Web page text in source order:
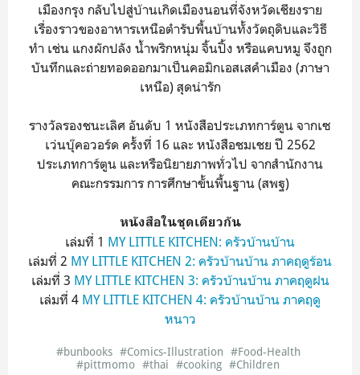
เมืองกรุง กลับไปสู่บ้านเกิดเมืองนอนที่จังหวัดเชียงราย
เรื่องราวของอาหารเหนือตำรับพื้นบ้านทั้งวัตถุดิบและวิธี
ทำ เช่น แกงผักปลัง น้ำพริกหนุ่ม จิ้นปิ้ง หรือแคบหมู จึงถูก
บันทึกและถ่ายทอดออกมาเป็นคอมิกเอสเสคำเมือง (ภาษา
เหนือ) สุดน่ารัก
รางวัลรองชนะเลิศ อันดับ 1 หนังสือประเภทการ์ตูน จากเซ
เว่นบุ๊คอวอร์ด ครั้งที่ 16 และ หนังสือชมเชย ปี 2562
ประเภทการ์ตูน และหรือนิยายภาพทั่วไป จากสำนักงาน
คณะกรรมการ การศึกษาขั้นพื้นฐาน (สพฐ)
หนังสือในชุดเดียวกัน
เล่มที่ 1 MY LITTLE KITCHEN: ครัวบ้านบ้าน
เล่มที่ 2 MY LITTLE KITCHEN 2: ครัวบ้านบ้าน ภาคฤดูร้อน
เล่มที่ 3 MY LITTLE KITCHEN 3: ครัวบ้านบ้าน ภาคฤดูฝน
เล่มที่ 4 MY LITTLE KITCHEN 4: ครัวบ้านบ้าน ภาคฤดู
หนาว
#bunbooks #Comics-Illustration #Food-Health
#pittmomo #thai #cooking #Children